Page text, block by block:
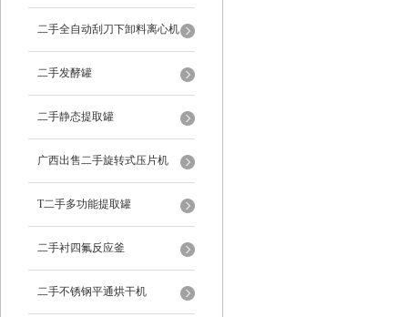
二手全自动刮刀下卸料离心机
二手发酵罐
二手静态提取罐
广西出售二手旋转式压片机
T二手多功能提取罐
二手衬四氟反应釜
二手不锈钢平通烘干机